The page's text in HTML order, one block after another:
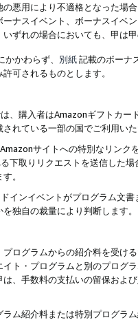
悪用により不適格となった場
ナスイベント、ボーナスイベ
ずれの場合においても、甲は
かかわらず、 別紙記載のボーナ
可されるものとします。
、購入者はAmazonギフトカ
されている一部の国でご利用い
サイトへの特別なリン
下取りリクエストを送信した
。
インイベントがプログラム文
独自の裁量により判断します。
ログラムからの紹介料を受け
ト・プログラムと別のプログ
、手数料の支払いの留保およ
ム紹介料または特別プログラ